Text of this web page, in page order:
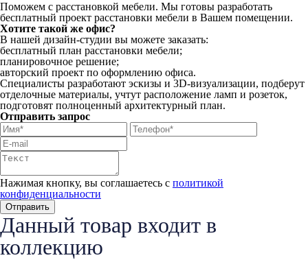
Поможем с расстановкой мебели. Мы готовы разработать
бесплатный проект расстановки мебели в Вашем помещении.
Хотите такой же офис?
В нашей дизайн-студии вы можете заказать:
бесплатный план расстановки мебели;
планировочное решение;
авторский проект по оформлению офиса.
Специалисты разработают эскизы и 3D-визуализации, подберут
отделочные материалы, учтут расположение ламп и розеток,
подготовят полноценный архитектурный план.
Отправить запрос
Нажимая кнопку, вы соглашаетесь с политикой
конфиденциальности
Данный товар входит в
коллекцию